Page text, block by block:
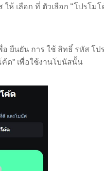
ให้ เลือก ที่ ตัวเลือก “โปรโ
พื่อ ยืนยัน การ ใช้ สิทธิ์ รหั
ด” เพื่อใช้งานโบนัสนั้น